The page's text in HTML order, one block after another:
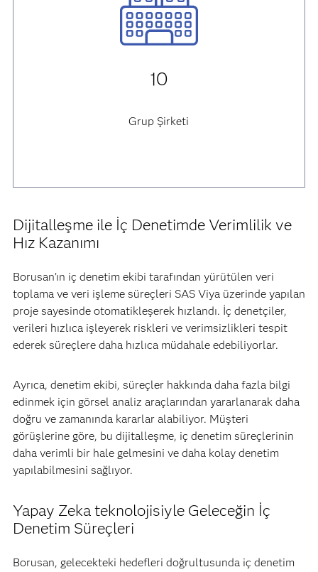
10
Grup Şirketi
Dijitalleşme ile İç Denetimde Verimlilik ve
Hız Kazanımı
Borusan’ın iç denetim ekibi tarafından yürütülen veri
toplama ve veri işleme süreçleri SAS Viya üzerinde yapılan
proje sayesinde otomatikleşerek hızlandı. İç denetçiler,
verileri hızlıca işleyerek riskleri ve verimsizlikleri tespit
ederek süreçlere daha hızlıca müdahale edebiliyorlar.
Ayrıca, denetim ekibi, süreçler hakkında daha fazla bilgi
edinmek için görsel analiz araçlarından yararlanarak daha
doğru ve zamanında kararlar alabiliyor. Müşteri
görüşlerine göre, bu dijitalleşme, iç denetim süreçlerinin
daha verimli bir hale gelmesini ve daha kolay denetim
yapılabilmesini sağlıyor.
Yapay Zeka teknolojisiyle Geleceğin İç
Denetim Süreçleri
Borusan, gelecekteki hedefleri doğrultusunda iç denetim